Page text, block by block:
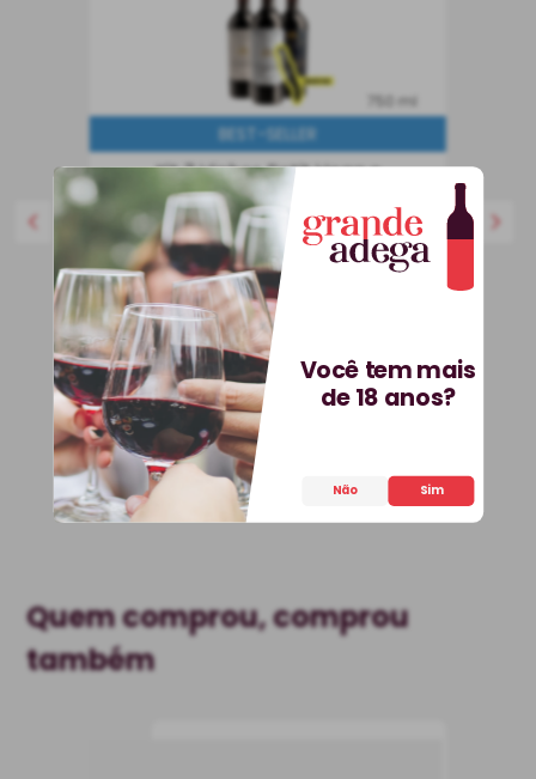
750 ml
BEST-SELLER
Kit 3 Vinhos Petit Vega e
Saca-Rolhas Grátis + E-
book
Kit Espanha
R$ 536 70
R$ 399 90
COMPRAR
Quem comprou, comprou
também
Você tem mais
de 18 anos?
Não Sim